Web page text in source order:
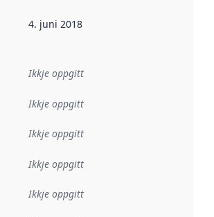
Denne datoen seier når dataa i dette
4. juni 2018
Ikkje oppgitt
Ikkje oppgitt
Ikkje oppgitt
Ikkje oppgitt
Ikkje oppgitt